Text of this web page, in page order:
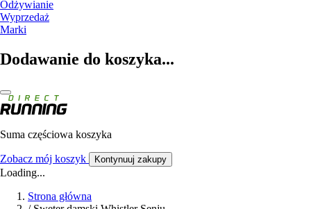
Odżywianie
Wyprzedaż
Marki
Dodawanie do koszyka...
Suma częściowa koszyka
Zobacz mój koszyk Kontynuuj zakupy
Loading...
Strona główna